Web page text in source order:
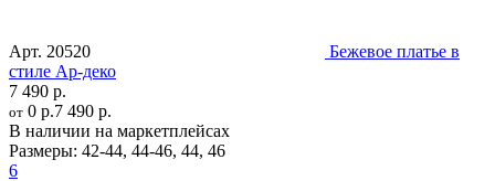
Арт. 20520
Бежевое платье в
стиле Ар-деко
7 490 р.
от 0 р.7 490 р.
В наличии на маркетплейсах
Размеры: 42-44, 44-46, 44, 46
6